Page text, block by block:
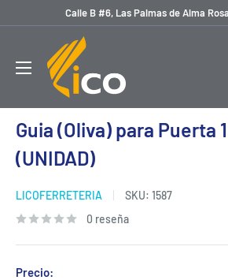
contenido
Calle B #6, Las Palmas de Alma
licoferreteria
Guia (Oliva) para Puerta
(UNIDAD)
LICOFERRETERIA SKU: 1587
0 reseña
Precio: